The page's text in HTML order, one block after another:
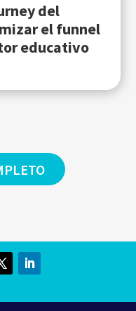
del
el funnel
educativo